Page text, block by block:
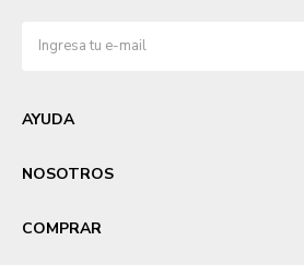
AYUDA
NOSOTROS
COMPRAR